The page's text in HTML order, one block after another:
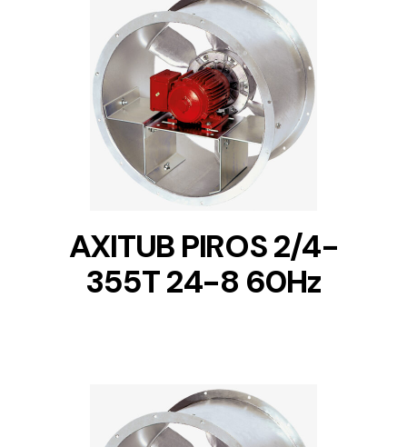
DETAILS
AXITUB PIROS 2/4-
355T 24-8 60Hz